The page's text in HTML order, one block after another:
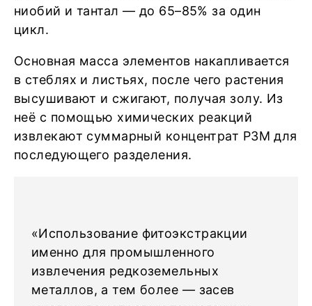
ниобий и тантал — до 65–85% за один
цикл.
Основная масса элементов накапливается
в стеблях и листьях, после чего растения
высушивают и сжигают, получая золу. Из
неё с помощью химических реакций
извлекают суммарный концентрат РЗМ для
последующего разделения.
«Использование фитоэкстракции
именно для промышленного
извлечения редкоземельных
металлов, а тем более — засев